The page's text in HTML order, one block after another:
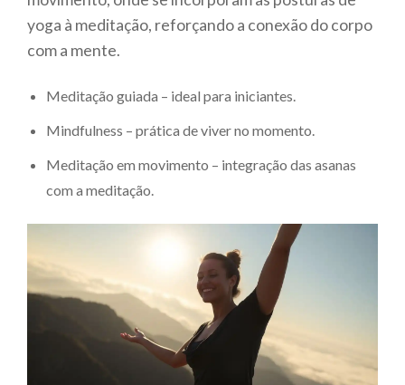
yoga à meditação, reforçando a conexão do corpo
com a mente.
Meditação guiada – ideal para iniciantes.
Mindfulness – prática de viver no momento.
Meditação em movimento – integração das asanas
com a meditação.